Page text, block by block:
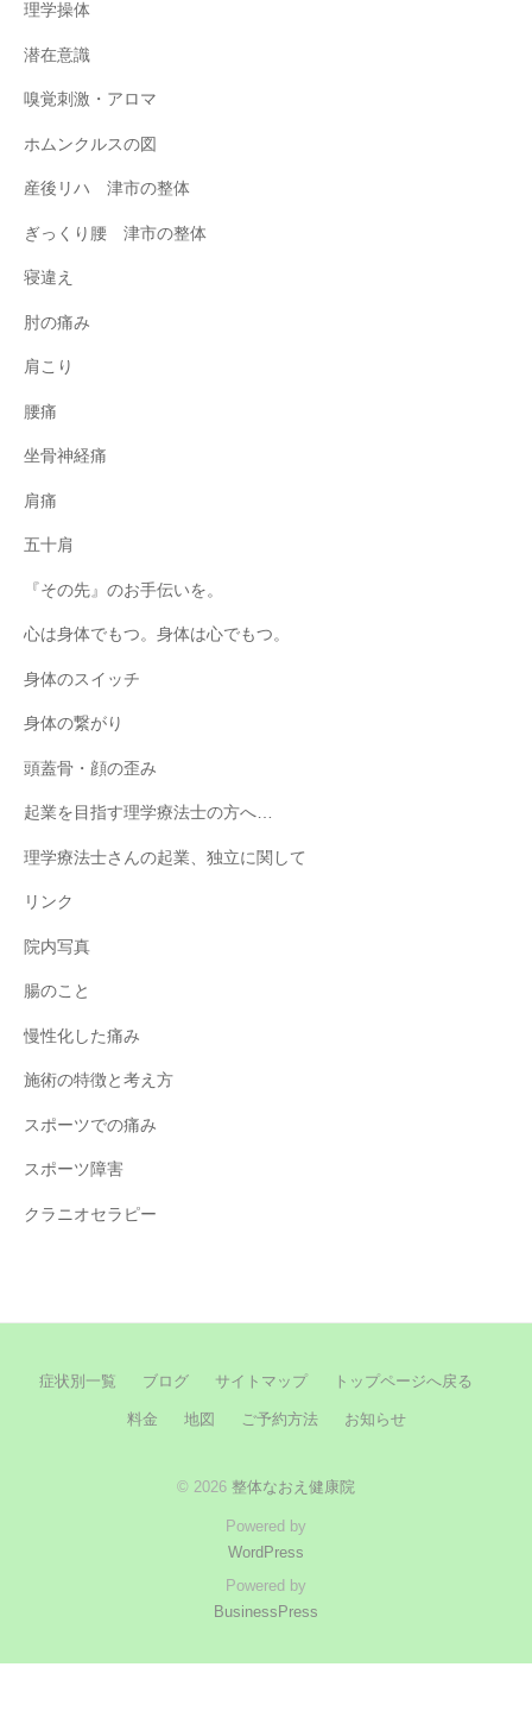
理学操体
潜在意識
嗅覚刺激・アロマ
ホムンクルスの図
産後リハ 津市の整体
ぎっくり腰 津市の整体
寝違え
肘の痛み
肩こり
腰痛
坐骨神経痛
肩痛
五十肩
『その先』のお手伝いを。
心は身体でもつ。身体は心でもつ。
身体のスイッチ
身体の繋がり
頭蓋骨・顔の歪み
起業を目指す理学療法士の方へ…
理学療法士さんの起業、独立に関して
リンク
院内写真
腸のこと
慢性化した痛み
施術の特徴と考え方
スポーツでの痛み
スポーツ障害
クラニオセラピー
症状別一覧 ブログ サイトマップ トップページへ戻る
料金 地図 ご予約方法 お知らせ
© 2026 整体なおえ健康院
Powered by
WordPress
Powered by
BusinessPress